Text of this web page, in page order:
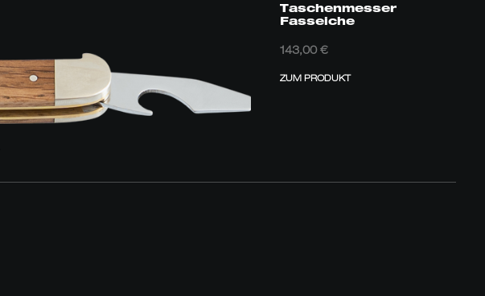
Taschenmesser
Fasseiche
143,00€
ZUM PRODUKT